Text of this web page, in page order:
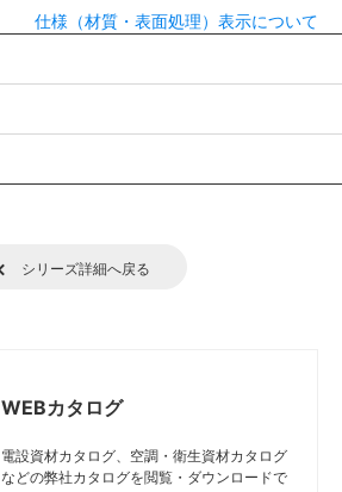
仕様（材質・表面処理）表示について
シリーズ詳細へ戻る
WEBカタログ
電設資材カタログ、空調・衛生資材カタログ
などの弊社カタログを閲覧・ダウンロードで